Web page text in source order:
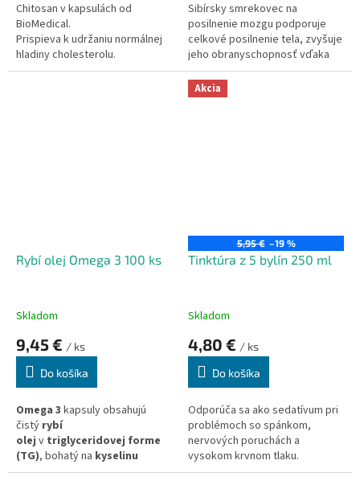
Chitosan v kapsulách od
BioMedical.
Prispieva k udržaniu normálnej
hladiny cholesterolu.
Sibírsky smrekovec na
posilnenie mozgu podporuje
celkové posilnenie tela, zvyšuje
jeho obranyschopnosť vďaka
svojim imunomodulačným a
antivírusovým vlastnostiam. Má
pozitívny vplyv na duševnú
Rybí olej Omega 3 100 ks
Skladom
9,45 € / ks
Do košíka
Omega 3 kapsuly obsahujú
čistý rybí
olej v triglyceridovej forme
(TG), bohatý na kyselinu
eikosapentaénovú
Akcia
5,95 € –19 %
Tinktúra z 5 bylín 250 ml
Skladom
4,80 € / ks
Do košíka
Odporúča sa ako sedatívum pri
problémoch so spánkom,
nervových poruchách a
vysokom krvnom tlaku.